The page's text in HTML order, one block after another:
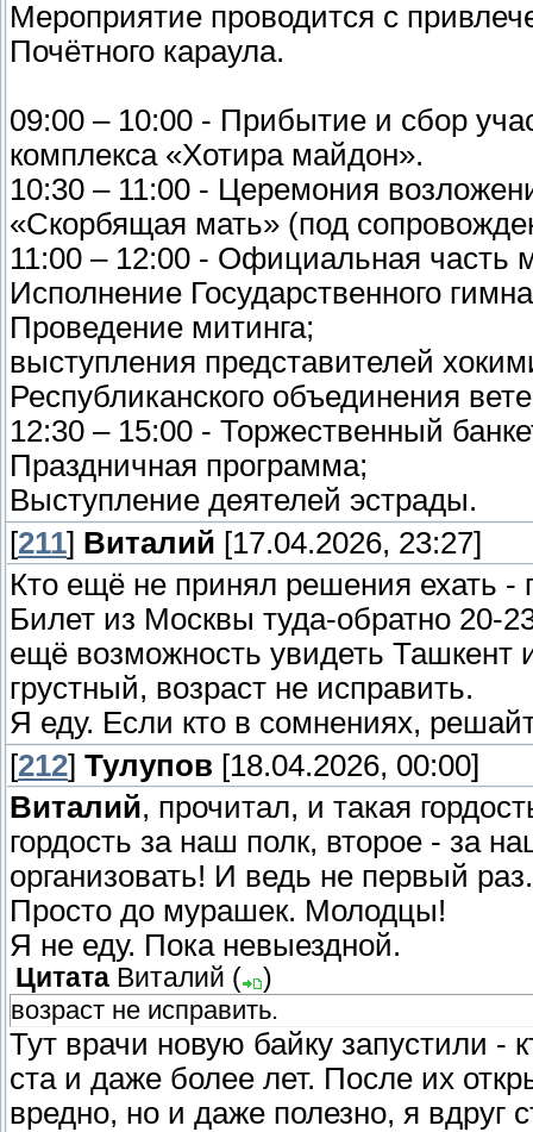
Мероприятие проводится с
Почётного караула.
09:00 – 10:00 - Прибытие и сбор
комплекса «Хотира майдон».
10:30 – 11:00 - Церемония
«Скорбящая мать» (под
11:00 – 12:00 - Официальная часть
Исполнение Государственного
Проведение митинга;
выступления представителей
Республиканского объединения
12:30 – 15:00 - Торжественный
Праздничная программа;
Выступление деятелей эстрады.
[211] Виталий [17.04.2026, 23:27]
Кто ещё не принял решения ехать -
Билет из Москвы туда-обратно 20-
ещё возможность увидеть Ташкент
грустный, возраст не исправить.
Я еду. Если кто в сомнениях,
[212] Тулупов [18.04.2026, 00:00]
Виталий, прочитал, и такая
гордость за наш полк, второе - за
организовать! И ведь не первый раз.
Просто до мурашек. Молодцы!
Я не еду. Пока невыездной.
Цитата Виталий (
)
возраст не исправить.
Тут врачи новую байку запустили -
ста и даже более лет. После их
вредно, но и даже полезно, я вдруг